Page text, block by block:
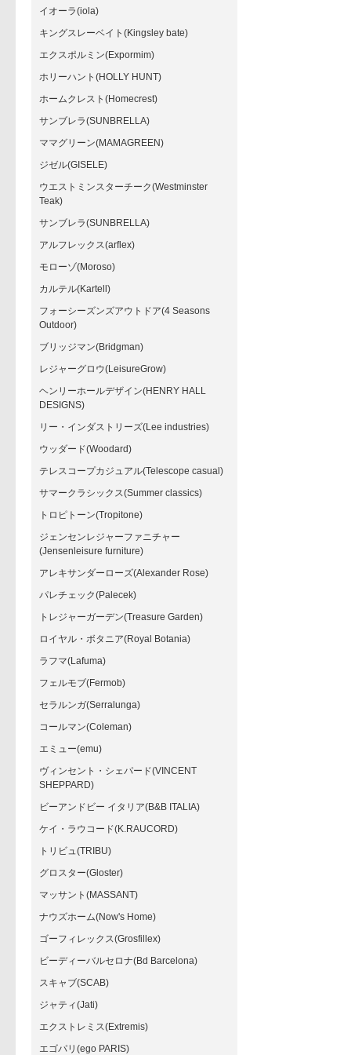
イオーラ(iola)
キングスレーベイト(Kingsley bate)
エクスポルミン(Expormim)
ホリーハント(HOLLY HUNT)
ホームクレスト(Homecrest)
サンブレラ(SUNBRELLA)
ママグリーン(MAMAGREEN)
ジゼル(GISELE)
ウエストミンスターチーク(Westminster
Teak)
サンブレラ(SUNBRELLA)
アルフレックス(arflex)
モローゾ(Moroso)
カルテル(Kartell)
フォーシーズンズアウトドア(4 Seasons
Outdoor)
ブリッジマン(Bridgman)
レジャーグロウ(LeisureGrow)
ヘンリーホールデザイン(HENRY HALL
DESIGNS)
リー・インダストリーズ(Lee industries)
ウッダード(Woodard)
テレスコープカジュアル(Telescope casual)
サマークラシックス(Summer classics)
トロピトーン(Tropitone)
ジェンセンレジャーファニチャー
(Jensenleisure furniture)
アレキサンダーローズ(Alexander Rose)
パレチェック(Palecek)
トレジャーガーデン(Treasure Garden)
ロイヤル・ボタニア(Royal Botania)
ラフマ(Lafuma)
フェルモブ(Fermob)
セラルンガ(Serralunga)
コールマン(Coleman)
エミュー(emu)
ヴィンセント・シェパード(VINCENT
SHEPPARD)
ビーアンドビー イタリア(B&B ITALIA)
ケイ・ラウコード(K.RAUCORD)
トリビュ(TRIBU)
グロスター(Gloster)
マッサント(MASSANT)
ナウズホーム(Now's Home)
ゴーフィレックス(Grosfillex)
ビーディーバルセロナ(Bd Barcelona)
スキャブ(SCAB)
ジャティ(Jati)
エクストレミス(Extremis)
エゴパリ(ego PARIS)